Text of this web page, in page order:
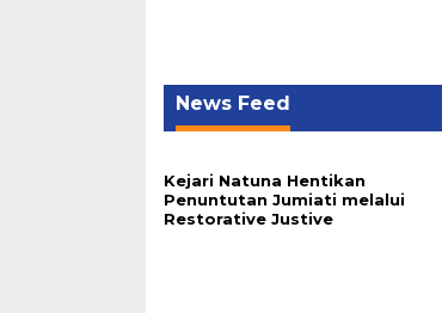
News Feed
Kejari Natuna Hentikan
Penuntutan Jumiati melalui
Restorative Justive